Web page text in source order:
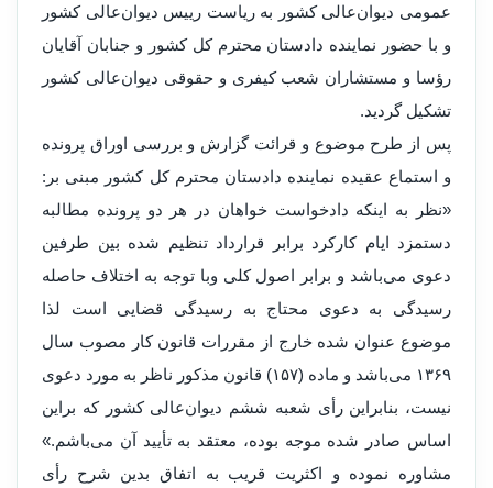
عمومی دیوان‌عالی کشور به ریاست رییس دیوان‌عالی کشور
و با حضور نماینده دادستان محترم کل کشور و جنابان آقایان
رؤسا و مستشاران شعب کیفری و حقوقی دیوان‌عالی کشور
تشکیل گردید.
پس از طرح موضوع و قرائت گزارش و بررسی او‌راق پرو‌نده
و استماع عقیده نماینده دادستان محترم کل کشور مبنی بر:
«نظر به اینکه دادخواست خواهان در هر دو پرو‌نده مطالبه
دستمزد ایام کارکرد برابر قرارداد تنظیم شده بین طرفین
دعوی می‌باشد و برابر اصول کلی و‌با توجه به اختلاف حاصله
رسیدگی به دعوی محتاج به رسیدگی قضایی است لذا
موضوع عنوان شده خارج از مقررات قانون کار مصوب سال
۱۳۶۹ می‌باشد و ماده (۱۵۷) قانون مذکور ناظر به مورد دعوی
نیست، بنابراین رأی شعبه ششم دیوان‌عالی کشور که براین
اساس صادر شده موجه بوده، معتقد به تأیید آن می‌باشم.»
مشاو‌ره نموده و اکثریت قریب به اتفاق بدین شرح رأی